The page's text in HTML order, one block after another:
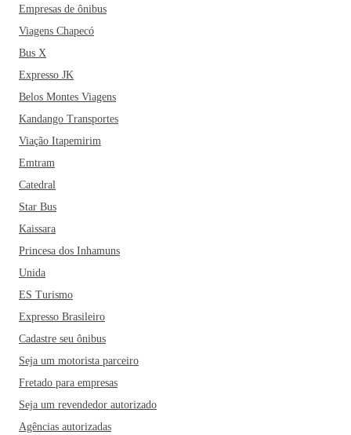
Empresas de ônibus
Viagens Chapecó
Bus X
Expresso JK
Belos Montes Viagens
Kandango Transportes
Viação Itapemirim
Emtram
Catedral
Star Bus
Kaissara
Princesa dos Inhamuns
Unida
ES Turismo
Expresso Brasileiro
Cadastre seu ônibus
Seja um motorista parceiro
Fretado para empresas
Seja um revendedor autorizado
Agências autorizadas